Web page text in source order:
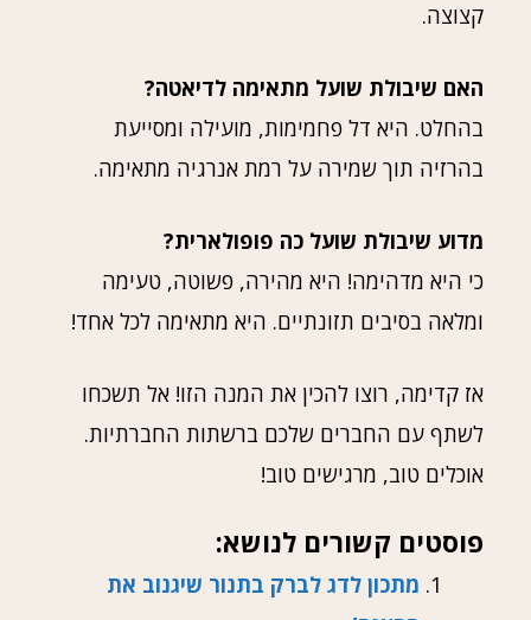
קצוצה.
האם שיבולת שועל מתאימה לדיאטה?
בהחלט. היא דל פחמימות, מועילה ומסייעת
בהרזיה תוך שמירה על רמת אנרגיה מתאימה.
מדוע שיבולת שועל כה פופולארית?
כי היא מדהימה! היא מהירה, פשוטה, טעימה
ומלאה בסיבים תזונתיים. היא מתאימה לכל אחד!
אז קדימה, רוצו להכין את המנה הזו! אל תשכחו
לשתף עם החברים שלכם ברשתות החברתיות.
אוכלים טוב, מרגישים טוב!
פוסטים קשורים לנושא:
מתכון לדג לברק בתנור שיגנוב את